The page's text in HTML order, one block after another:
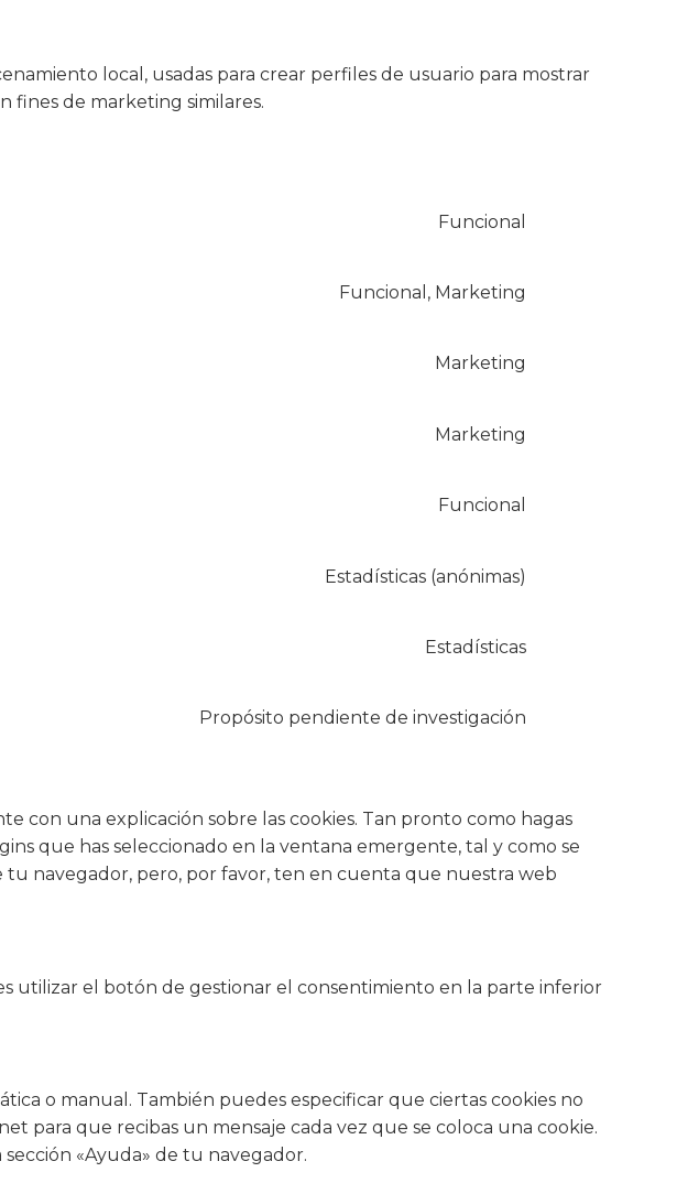
local, usadas para crear perfiles de usuario para mostrar
fines de marketing similares.
Funcional
Funcional, Marketing
Marketing
Marketing
Funcional
Estadísticas (anónimas)
Estadísticas
Propósito pendiente de investigación
con una explicación sobre las cookies. Tan pronto como hagas
que has seleccionado en la ventana emergente, tal y como se
tu navegador, pero, por favor, ten en cuenta que nuestra web
utilizar el botón de gestionar el consentimiento en la parte inferior
o manual. También puedes especificar que ciertas cookies no
para que recibas un mensaje cada vez que se coloca una cookie.
«Ayuda» de tu navegador.